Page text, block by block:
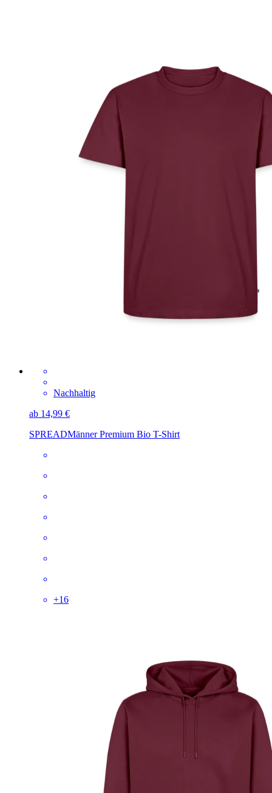
Nachhaltig
ab 14,99 €
SPREADMänner Premium Bio T-Shirt
+16